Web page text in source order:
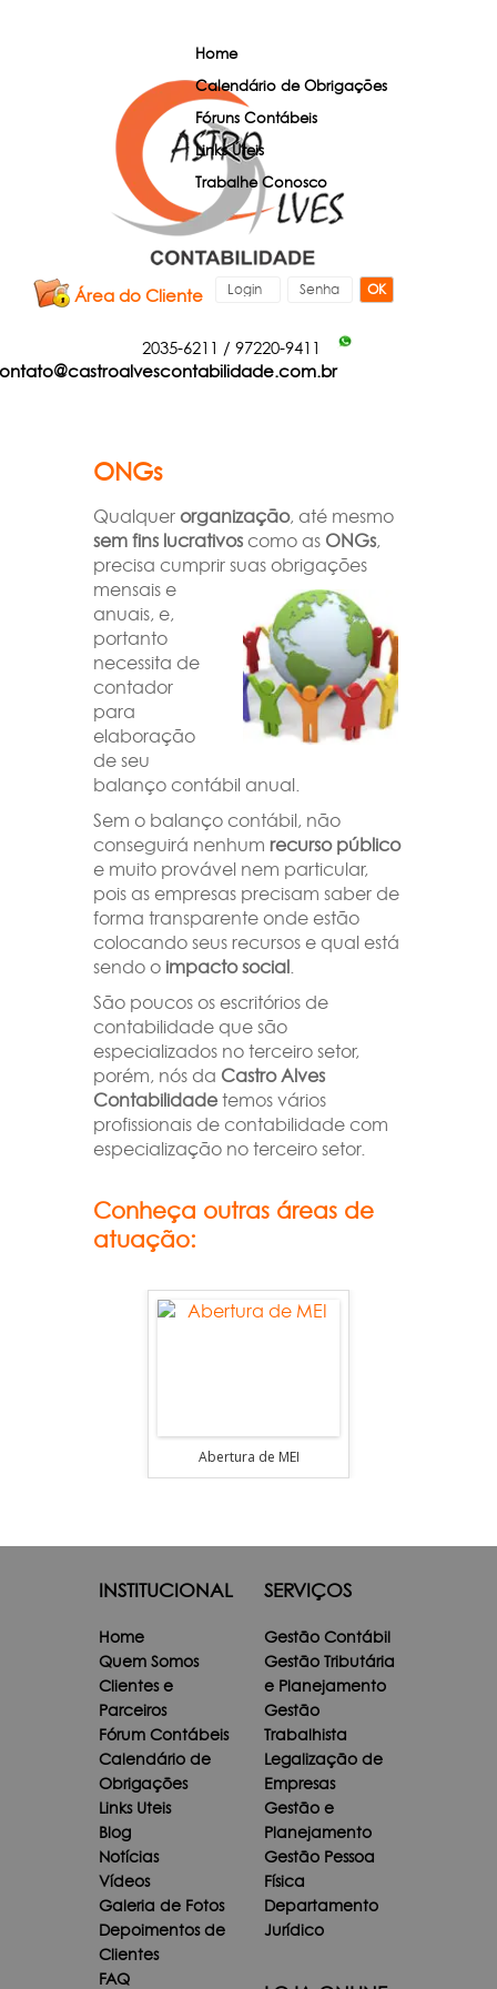
Home
Calendário de Obrigações
Fóruns Contábeis
Links Úteis
Trabalhe Conosco
Área do Cliente OK
2035-6211 / 97220-9411
ONGs
Qualquer organização, até mesmo
sem fins lucrativos como as ONGs,
precisa cumprir suas obrigações
mensais e
anuais, e,
portanto
necessita de
contador
para
elaboração
de seu
balanço contábil anual.
Sem o balanço contábil, não
conseguirá nenhum recurso público
e muito provável nem particular,
pois as empresas precisam saber de
forma transparente onde estão
colocando seus recursos e qual está
sendo o impacto social
São poucos os escritórios de
contabilidade que são
especializados no terceiro setor,
porém, nós da Castro Alves
Contabilidadetemos vários
profissionais de contabilidade com
especialização no terceiro setor.
Conheça outras áreas de
atuação:
Abertura de MEI
INSTITUCIONAL
Home
Quem Somos
Clientes e
Parceiros
Fórum Contábeis
Calendário de
Obrigações
Links Uteis
Blog
Notícias
Vídeos
Galeria de Fotos
Depoimentos de
Clientes
FAQ
SERVIÇOS
Gestão Contábil
Gestão Tributária
e Planejamento
Gestão
Trabalhista
Legalização de
Empresas
Gestão e
Planejamento
Gestão Pessoa
Física
Departamento
Jurídico